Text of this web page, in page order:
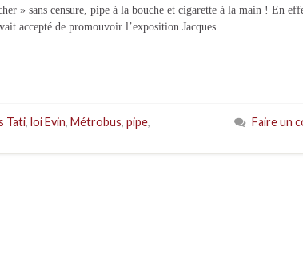
» sans censure, pipe à la bouche et cigarette à la main ! En
accepté de promouvoir l’exposition Jacques …
Tati, loi Evin, Métrobus, pipe,
Faire un